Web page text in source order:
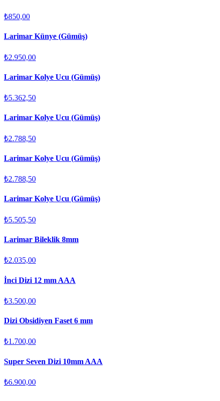
₺850,00
Larimar Künye (Gümüş)
₺2.950,00
Larimar Kolye Ucu (Gümüş)
₺5.362,50
Larimar Kolye Ucu (Gümüş)
₺2.788,50
Larimar Kolye Ucu (Gümüş)
₺2.788,50
Larimar Kolye Ucu (Gümüş)
₺5.505,50
Larimar Bileklik 8mm
₺2.035,00
İnci Dizi 12 mm AAA
₺3.500,00
Dizi Obsidiyen Faset 6 mm
₺1.700,00
Super Seven Dizi 10mm AAA
₺6.900,00